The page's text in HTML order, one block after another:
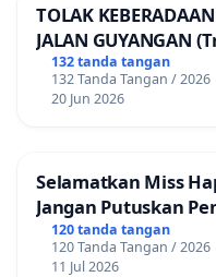
TOLAK
JALAN GUYANGAN
(Wedarijaksa) Kab.
132 tanda tangan
132 Tanda Tangan / 2026
20 Jun 2026
Selamatkan Miss
Jangan Putuskan
120 tanda tangan
120 Tanda Tangan / 2026
11 Jul 2026